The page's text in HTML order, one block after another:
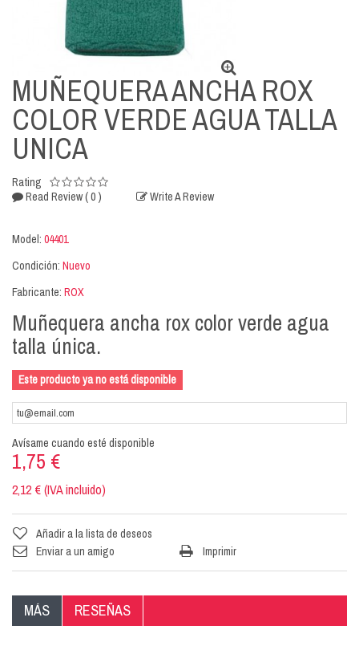
MUÑEQUERA ANCHA ROX
COLOR VERDE AGUA TALLA
UNICA
Rating
Read Review( 0 ) Write A Review
Model: 04401
Condición: Nuevo
Fabricante: ROX
Muñequera ancha rox color verde agua
talla única.
Este producto ya no está disponible
Avísame cuando esté disponible
1,75 €
2,12 € (IVA incluido)
Añadir a la lista de deseos
Enviar a un amigo
Imprimir
MÁS RESEÑAS